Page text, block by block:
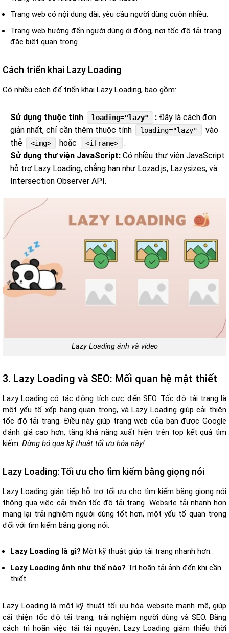
Trang web có nội dung dài, yêu cầu người dùng cuộn nhiều.
Trang web hướng đến người dùng di động, nơi tốc độ tải trang
đặc biệt quan trọng.
Cách triển khai Lazy Loading
Có nhiều cách để triển khai Lazy Loading, bao gồm:
Sử dụng thuộc tính loading="lazy" : Đây là cách đơn
giản nhất, chỉ cần thêm thuộc tính
loading="lazy"
vào
thẻ
<img> hoặc <iframe>
.
Sử dụng thư viện JavaScript: Có nhiều thư viện JavaScript
hỗ trợ Lazy Loading, chẳng hạn như Lozad.js, Lazysizes, và
Intersection Observer API.
Lazy Loading ảnh và video
3. Lazy Loading và SEO: Mối quan hệ mật thiết
Lazy Loading có tác động tích cực đến SEO. Tốc độ tải trang là
một yếu tố xếp hạng quan trọng, và Lazy Loading giúp cải thiện
tốc độ tải trang. Điều này giúp trang web của bạn được Google
đánh giá cao hơn, tăng khả năng xuất hiện trên top kết quả tìm
kiếm. Đừng bỏ qua kỹ thuật tối ưu hóa này!
Lazy Loading: Tối ưu cho tìm kiếm bằng giọng nói
Lazy Loading gián tiếp hỗ trợ tối ưu cho tìm kiếm bằng giọng nói
thông qua việc cải thiện tốc độ tải trang. Website tải nhanh hơn
mang lại trải nghiệm người dùng tốt hơn, một yếu tố quan trọng
đối với tìm kiếm bằng giọng nói.
Lazy Loading là gì? Một kỹ thuật giúp tải trang nhanh hơn.
Lazy Loading ảnh như thế nào? Trì hoãn tải ảnh đến khi cần
thiết.
Lazy Loading là một kỹ thuật tối ưu hóa website mạnh mẽ, giúp
cải thiện tốc độ tải trang, trải nghiệm người dùng và SEO. Bằng
cách trì hoãn việc tải tài nguyên, Lazy Loading giảm thiểu thời